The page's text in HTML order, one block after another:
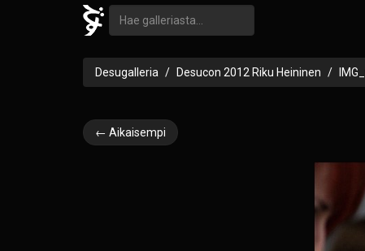
Desugalleria Desucon 2012 Riku Heininen
← Aikaisempi